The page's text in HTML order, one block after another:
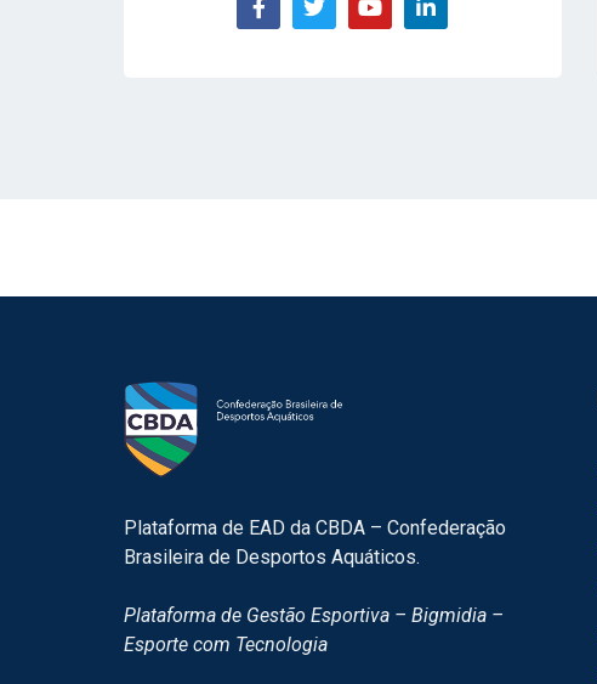
Plataforma de EAD da CBDA – Confederação
Brasileira de Desportos Aquáticos.
Plataforma de Gestão Esportiva – Bigmidia –
Esporte com Tecnologia